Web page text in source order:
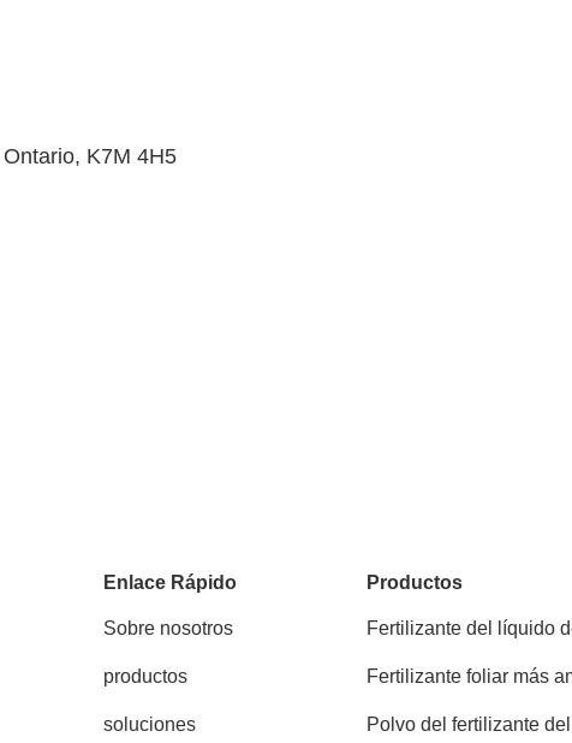
K7M 4H5
Enlace Rápido
Sobre nosotros
productos
soluciones
Productos
Fertilizante del líquido
Fertilizante foliar más
Polvo del fertilizante